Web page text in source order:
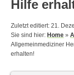
Hilfe
Zuletzt editiert: 21.
Sie sind hier:Home »
Allgemeinmediziner
erhalten!